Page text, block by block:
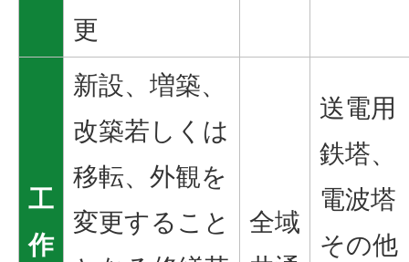
更
工
作
新設、増築、
改築若しくは
移転、外観を
変更すること
全域
送電用
鉄塔、
電波塔
その他